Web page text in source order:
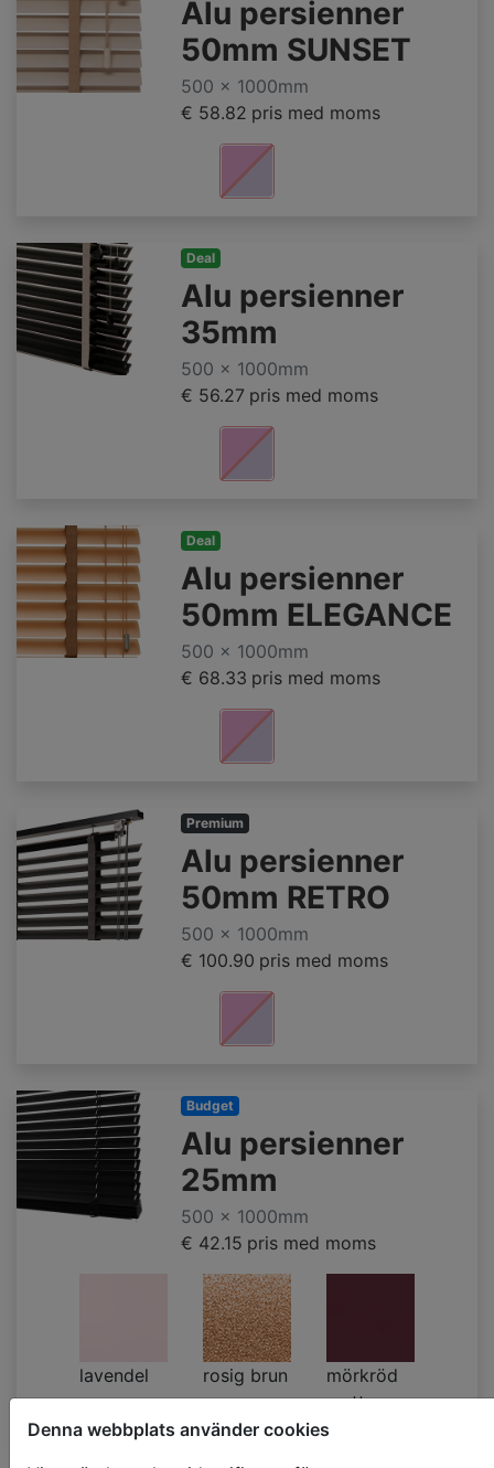
Denna webbplats använder cookies
Alu persienner
50mm SUNSET
500 x 1000mm
€ 58.82 pris med moms
Deal
Alu persienner
35mm
500 x 1000mm
€ 56.27 pris med moms
Deal
Alu persienner
50mm ELEGANCE
500 x 1000mm
€ 68.33 pris med moms
Premium
Alu persienner
50mm RETRO
500 x 1000mm
€ 100.90 pris med moms
Budget
Alu persienner
25mm
500 x 1000mm
€ 42.15 pris med moms
lavendel
rouge
matt
rosig brun
- nu
ljusare
mörkröd
matt